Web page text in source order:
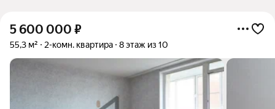
5 600 000 ₽
55,3 м² 2-комн. квартира 8 этаж из 10